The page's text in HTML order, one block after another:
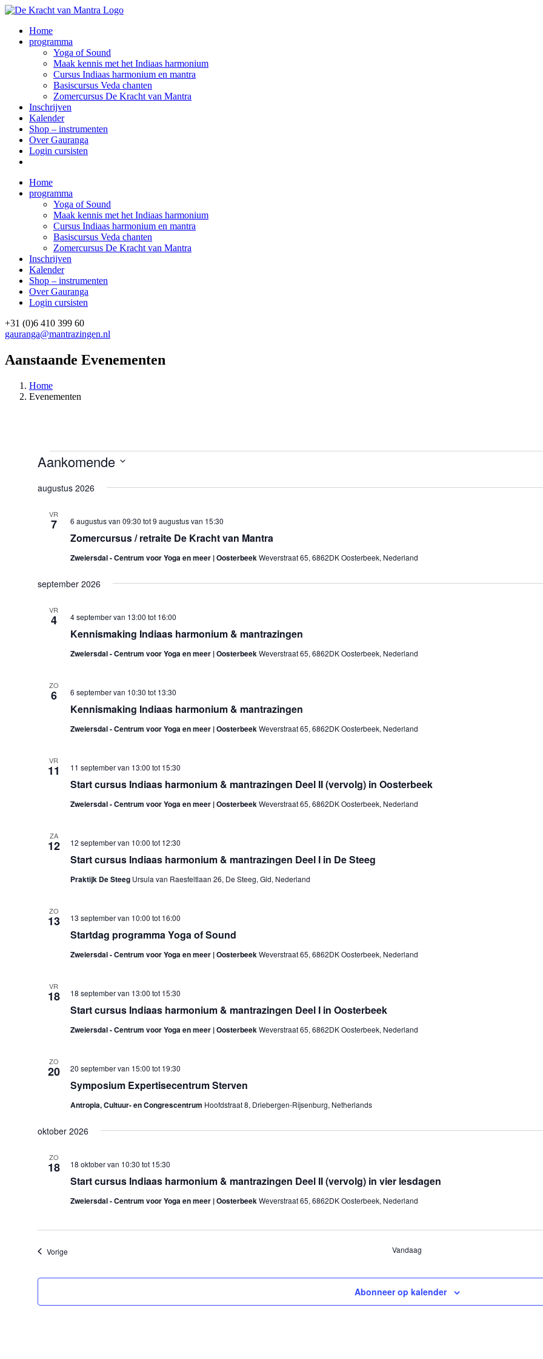
Ga
inhoudHome
programma
Yoga of Sound
Maak kennis met het Indiaas harmonium
Cursus Indiaas harmonium en mantra
Basiscursus Veda chanten
Zomercursus De Kracht van Mantra
Inschrijven
Kalender
Shop – instrumenten
Over Gauranga
Login cursisten
Home
programma
Yoga of Sound
Maak kennis met het Indiaas harmonium
Cursus Indiaas harmonium en mantra
Basiscursus Veda chanten
Zomercursus De Kracht van Mantra
Inschrijven
Kalender
Shop – instrumenten
Over Gauranga
Login cursisten
+31 (0)6 410 399 60
gauranga@mantrazingen.nl
Aanstaande Evenementen
Home
Evenementen
Evenementen
Aankomende
een
augustus 2026
VR
7
Zomercursus / retraite De Kracht van Mantra
6 augustus van 09:30 tot9 augustus van 15:30
Zweiersdal - Centrum voor Yoga en meer | OosterbeekWeverstraat 65, 6862DK Oosterbeek, Nederland
september 2026
VR
4
Kennismaking Indiaas harmonium & mantrazingen
4 september van 13:00 tot 16:00
Zweiersdal - Centrum voor Yoga en meer | OosterbeekWeverstraat 65, 6862DK Oosterbeek, Nederland
ZO
6
Kennismaking Indiaas harmonium & mantrazingen
6 september van 10:30 tot 13:30
Zweiersdal - Centrum voor Yoga en meer | OosterbeekWeverstraat 65, 6862DK Oosterbeek, Nederland
VR
11
Start cursus Indiaas harmonium & mantrazingen Deel II (vervolg) in Oosterbeek
11 september van 13:00 tot 15:30
Zweiersdal - Centrum voor Yoga en meer | OosterbeekWeverstraat 65, 6862DK Oosterbeek, Nederland
ZA
12
Start cursus Indiaas harmonium & mantrazingen Deel I in De Steeg
12 september van 10:00 tot 12:30
Praktijk De Steeg Ursula van Raesfeltlaan 26, De Steeg, Gld, Nederland
ZO
13
Startdag programma Yoga of Sound
13 september van 10:00 tot 16:00
Zweiersdal - Centrum voor Yoga en meer | OosterbeekWeverstraat 65, 6862DK Oosterbeek, Nederland
VR
18
Start cursus Indiaas harmonium & mantrazingen Deel I in Oosterbeek
18 september van 13:00 tot 15:30
Zweiersdal - Centrum voor Yoga en meer | OosterbeekWeverstraat 65, 6862DK Oosterbeek, Nederland
ZO
20
Symposium Expertisecentrum Sterven
20 september van 15:00 tot 19:30
Antropia, Cultuur- en Congrescentrum Hoofdstraat 8, Driebergen-Rijsenburg, Netherlands
oktober 2026
ZO
18
Start cursus Indiaas harmonium & mantrazingen Deel II (vervolg) in vier lesdagen
18 oktober van 10:30 tot 15:30
Zweiersdal - Centrum voor Yoga en meer | OosterbeekWeverstraat 65, 6862DK Oosterbeek, Nederland
VorigeEvenementen Vandaag
Abonneer op kalender